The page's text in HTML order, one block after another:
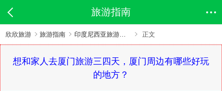
旅游指南
欣欣旅游 旅游指南 印度尼西亚旅游指南 正文
想和家人去厦门旅游三四天，厦门周边有哪些好玩
的地方？